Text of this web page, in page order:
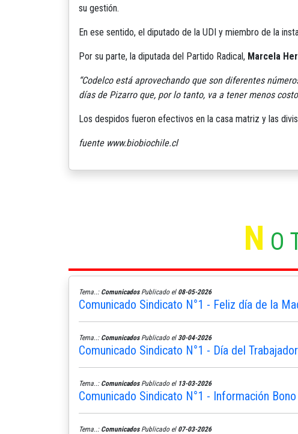
su gestión.
En ese sentido, el diputado de la UDI y miembro de la
Por su parte, la diputada del Partido Radical, Marcela
“Codelco está aprovechando que son diferentes
días de Pizarro que, por lo tanto, va a tener menos
Los despidos fueron efectivos en la casa matriz y las
fuente www.biobiochile.cl
N
Tema..: ComunicadosPublicado el 08-05-2026
Comunicado Sindicato N°1 - Feliz día de la
Tema..: ComunicadosPublicado el 30-04-2026
Comunicado Sindicato N°1 - Día del Trabajador
Tema..: ComunicadosPublicado el 13-03-2026
Comunicado Sindicato N°1 - Información
Tema..: ComunicadosPublicado el 07-03-2026